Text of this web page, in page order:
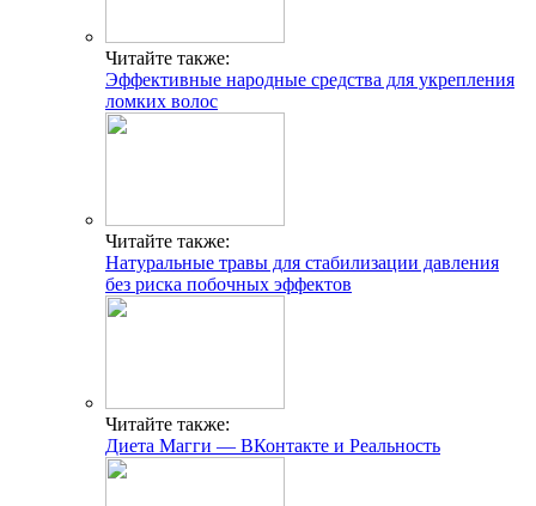
Читайте также:
Эффективные народные средства для укрепления
ломких волос
Читайте также:
Натуральные травы для стабилизации давления
без риска побочных эффектов
Читайте также:
Диета Магги — ВКонтакте и Реальность